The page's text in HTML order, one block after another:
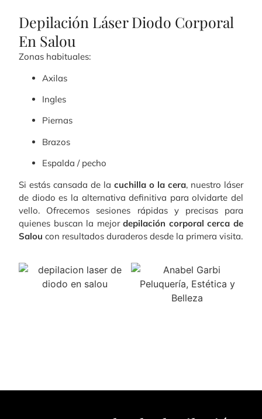
Depilación Láser Diodo Corporal
En Salou
Zonas habituales:
Axilas
Ingles
Piernas
Brazos
Espalda / pecho
Si estás cansada de la cuchilla o la cera, nuestro láser
de diodo es la alternativa definitiva para olvidarte del
vello. Ofrecemos sesiones rápidas y precisas para
quienes buscan la mejordepilación corporal cerca de
Salou con resultados duraderos desde la primera visita.